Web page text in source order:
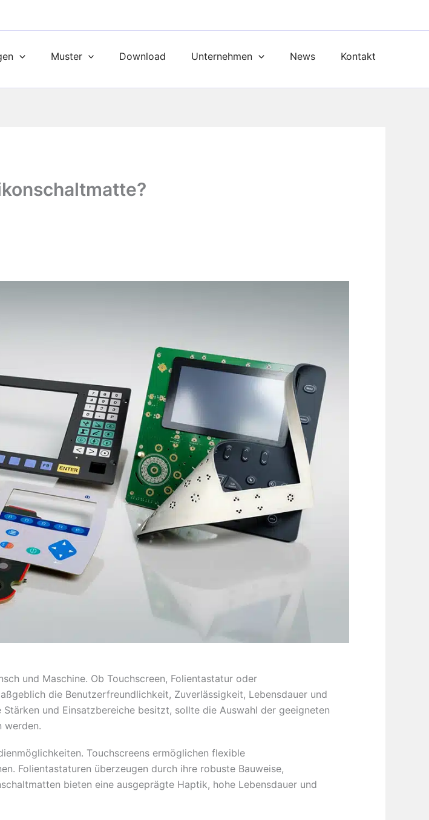
Muster Download Unternehmen News Kontakt
und Maschine. Ob Touchscreen, Folientastatur oder
die Benutzerfreundlichkeit, Zuverlässigkeit, Lebensdauer und
und Einsatzbereiche besitzt, sollte die Auswahl der geeigneten
werden.
Touchscreens ermöglichen flexible
Folientastaturen überzeugen durch ihre robuste Bauweise,
bieten eine ausgeprägte Haptik, hohe Lebensdauer und